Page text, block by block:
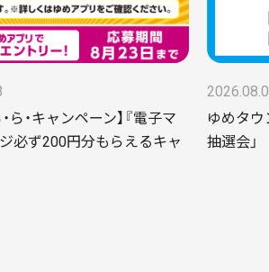
ら・キャンペーン】『電子マ
必ず200円分もらえるキャ
ゆめタウ
抽選会」